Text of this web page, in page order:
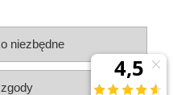
niezbędne